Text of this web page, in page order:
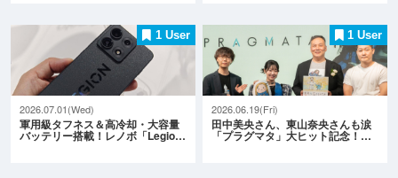
1 User
2026.07.01(Wed)
軍用級タフネス＆高冷却・大容量
バッテリー搭載！レノボ「Legio…
1 User
2026.06.19(Fri)
田中美央さん、東山奈央さんも涙
「プラグマタ」大ヒット記念！…